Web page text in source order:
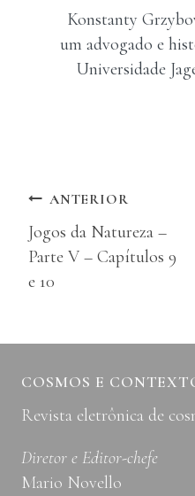
Konstanty
um advogado e
Universidade
Navegação
de
Post
ANTERIOR
Jogos da Natureza –
Parte V – Capítulos 9
e 10
COSMOS E
Revista eletrônica de
Diretor e Editor-chefe
Mario Novello